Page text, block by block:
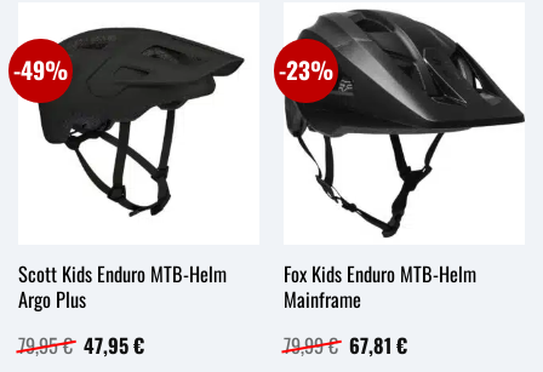
-49%
Scott Kids Enduro MTB-Helm
Argo Plus
79,95€ Ursprünglicher
Preis
47,95€Aktueller
Preis
-23%
Fox Kids Enduro MTB-Helm
Mainframe
79,99€ Ursprünglicher
Preis
67,81 €Aktueller
Preis